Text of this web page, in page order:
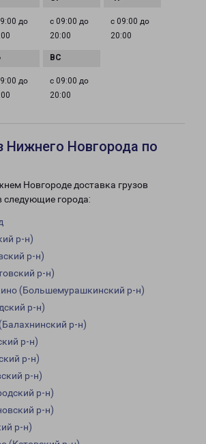
до
с 09:00 до
20:00
с 09:00 до
20:00
до
с 09:00 до
20:00
Нижнего Новгорода по
Новгороде доставка грузов
следующие города:
р-н)
р-н)
р-н)
(Большемурашкинский р-н)
р-н)
р-н)
р-н)
р-н)
р-н)
р-н)
р-н)
р-н)